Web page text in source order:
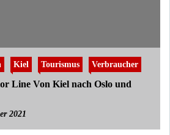
Kiel Tourismus Verbraucher
Line Von Kiel nach Oslo und
2021